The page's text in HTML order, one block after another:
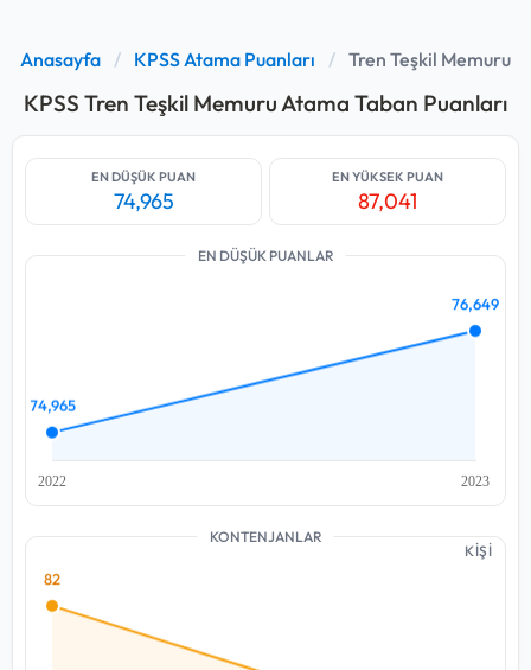
Anasayfa / KPSS Atama Puanları / Tren Teşkil Memuru
KPSS Tren Teşkil Memuru Atama Taban Puanları
EN DÜŞÜK PUAN
74,965
EN YÜKSEK PUAN
87,041
EN DÜŞÜK PUANLAR
KONTENJANLAR
KİŞİ